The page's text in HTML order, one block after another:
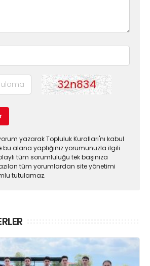
yazarak Topluluk Kuralları'nı kabul
alana yaptığınız yorumunuzla ilgili
tüm sorumluluğu tek başınıza
tüm yorumlardan site yönetimi
tutulamaz.